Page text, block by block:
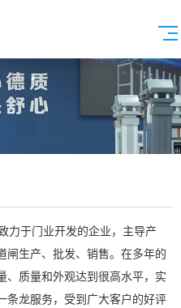
于门业开发的企业，主导产
闸生产、批发、销售。在多年的
、质量和外观达到很高水平，实
条龙服务，受到广大客户的好评